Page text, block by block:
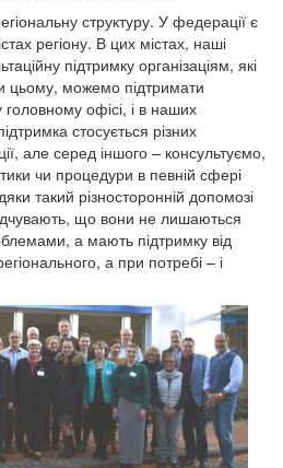
структуру. У федерації є
регіону. В цих містах, наші
підтримку організаціям, які
цьому, можемо підтримати
головному офісі, і в наших
стосується різних
але серед іншого – консультуємо,
чи процедури в певній сфері
такий різносторонній допомозі
що вони не лишаються
а мають підтримку від
а при потребі – і